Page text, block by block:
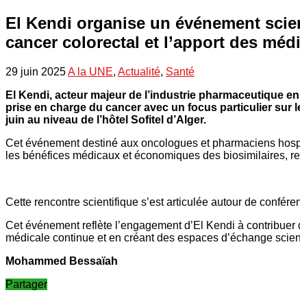
El Kendi organise un événement
cancer colorectal et l’apport des
29 juin 2025A la UNE, Actualité, Santé
El Kendi, acteur majeur de l’industrie pharmaceutique
prise en charge du cancer avec un focus particulier sur
juin au niveau de l’hôtel Sofitel d’Alger.
Cet événement destiné aux oncologues et pharmaciens
les bénéfices médicaux et économiques des biosimilaires,
Cette rencontre scientifique s’est articulée autour de
Cet événement reflète l’engagement d’El Kendi à
médicale continue et en créant des espaces d’échange
Mohammed Bessaïah
Partager